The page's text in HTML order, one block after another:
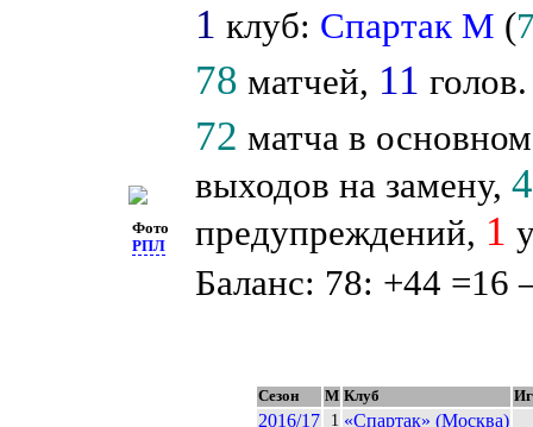
Фото
РПЛ
1 клуб: Спартак М (
78 матчей, 11 голов.
72 матча в
выходов на замену,4
предупреждений, 1
Баланс: 78: +44 =16
Сезон М Клуб
2016/17 1 «Спартак» (Москва)